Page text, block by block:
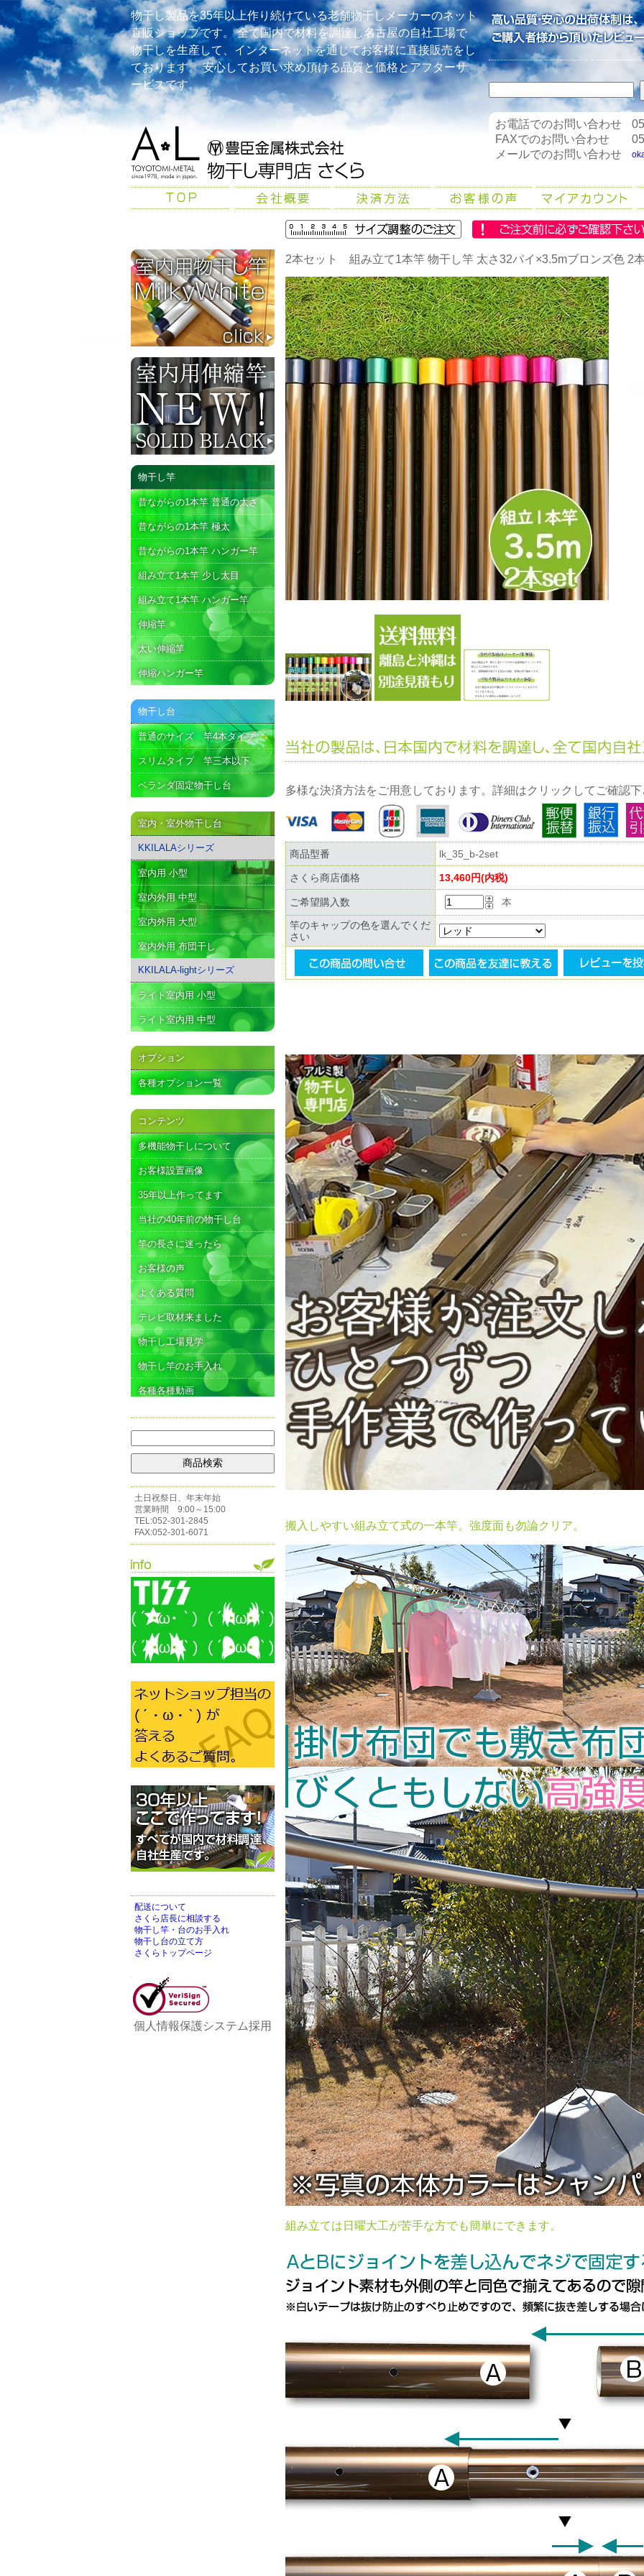
物干し製品を35年以上作り続けている老舗物干しメーカーのネット
直販ショップです。 全て国内で材料を調達し名古屋の自社工場で
物干しを生産して、インターネットを通じてお客様に直接販売をし
ております。 安心してお買い求め頂ける品質と価格とアフターサ
ービスです。
お電話でのお問い合わせ
FAXでのお問い合わせ
メールでのお問い合わせ
物干し竿
昔ながらの1本竿 普通の太さ
昔ながらの1本竿 極太
昔ながらの1本竿 ハンガー竿
組み立て1本竿 少し太目
組み立て1本竿 ハンガー竿
伸縮竿
太い伸縮竿
伸縮ハンガー竿
物干し台
普通のサイズ 竿4本タイプ
スリムタイプ 竿三本以下
ベランダ固定物干し台
室内・室外物干し台
KKILALAシリーズ
室内用 小型
室内外用 中型
室内外用 大型
室内外用 布団干し
KKILALA-lightシリーズ
ライト室内用 小型
ライト室内用 中型
オプション
各種オプション一覧
コンテンツ
多機能物干しについて
お客様設置画像
35年以上作ってます
当社の40年前の物干し台
竿の長さに迷ったら
お客様の声
よくある質問
テレビ取材来ました
物干し工場見学
物干し竿のお手入れ
各種各種動画
土日祝祭日、年末年始
営業時間 9:00～15:00
TEL:052-301-2845
FAX:052-301-6071
配送について
さくら店長に相談する
物干し竿・台のお手入れ
物干し台の立て方
さくらトップページ
個人情報保護システム採用
2本セット 組み立て1本竿 物干し竿 太さ32パイ×3.5mブロンズ色 2
多様な決済方法をご用意しております。詳細はクリックしてご確認
商品型番 lk_35_b-2set
さくら商店価格 13,460円(内税)
ご希望購入数
本
竿のキャップの色を選んでくだ
さい
搬入しやすい組み立て式の一本竿。強度面も勿論クリア。
組み立ては日曜大工が苦手な方でも簡単にできます。